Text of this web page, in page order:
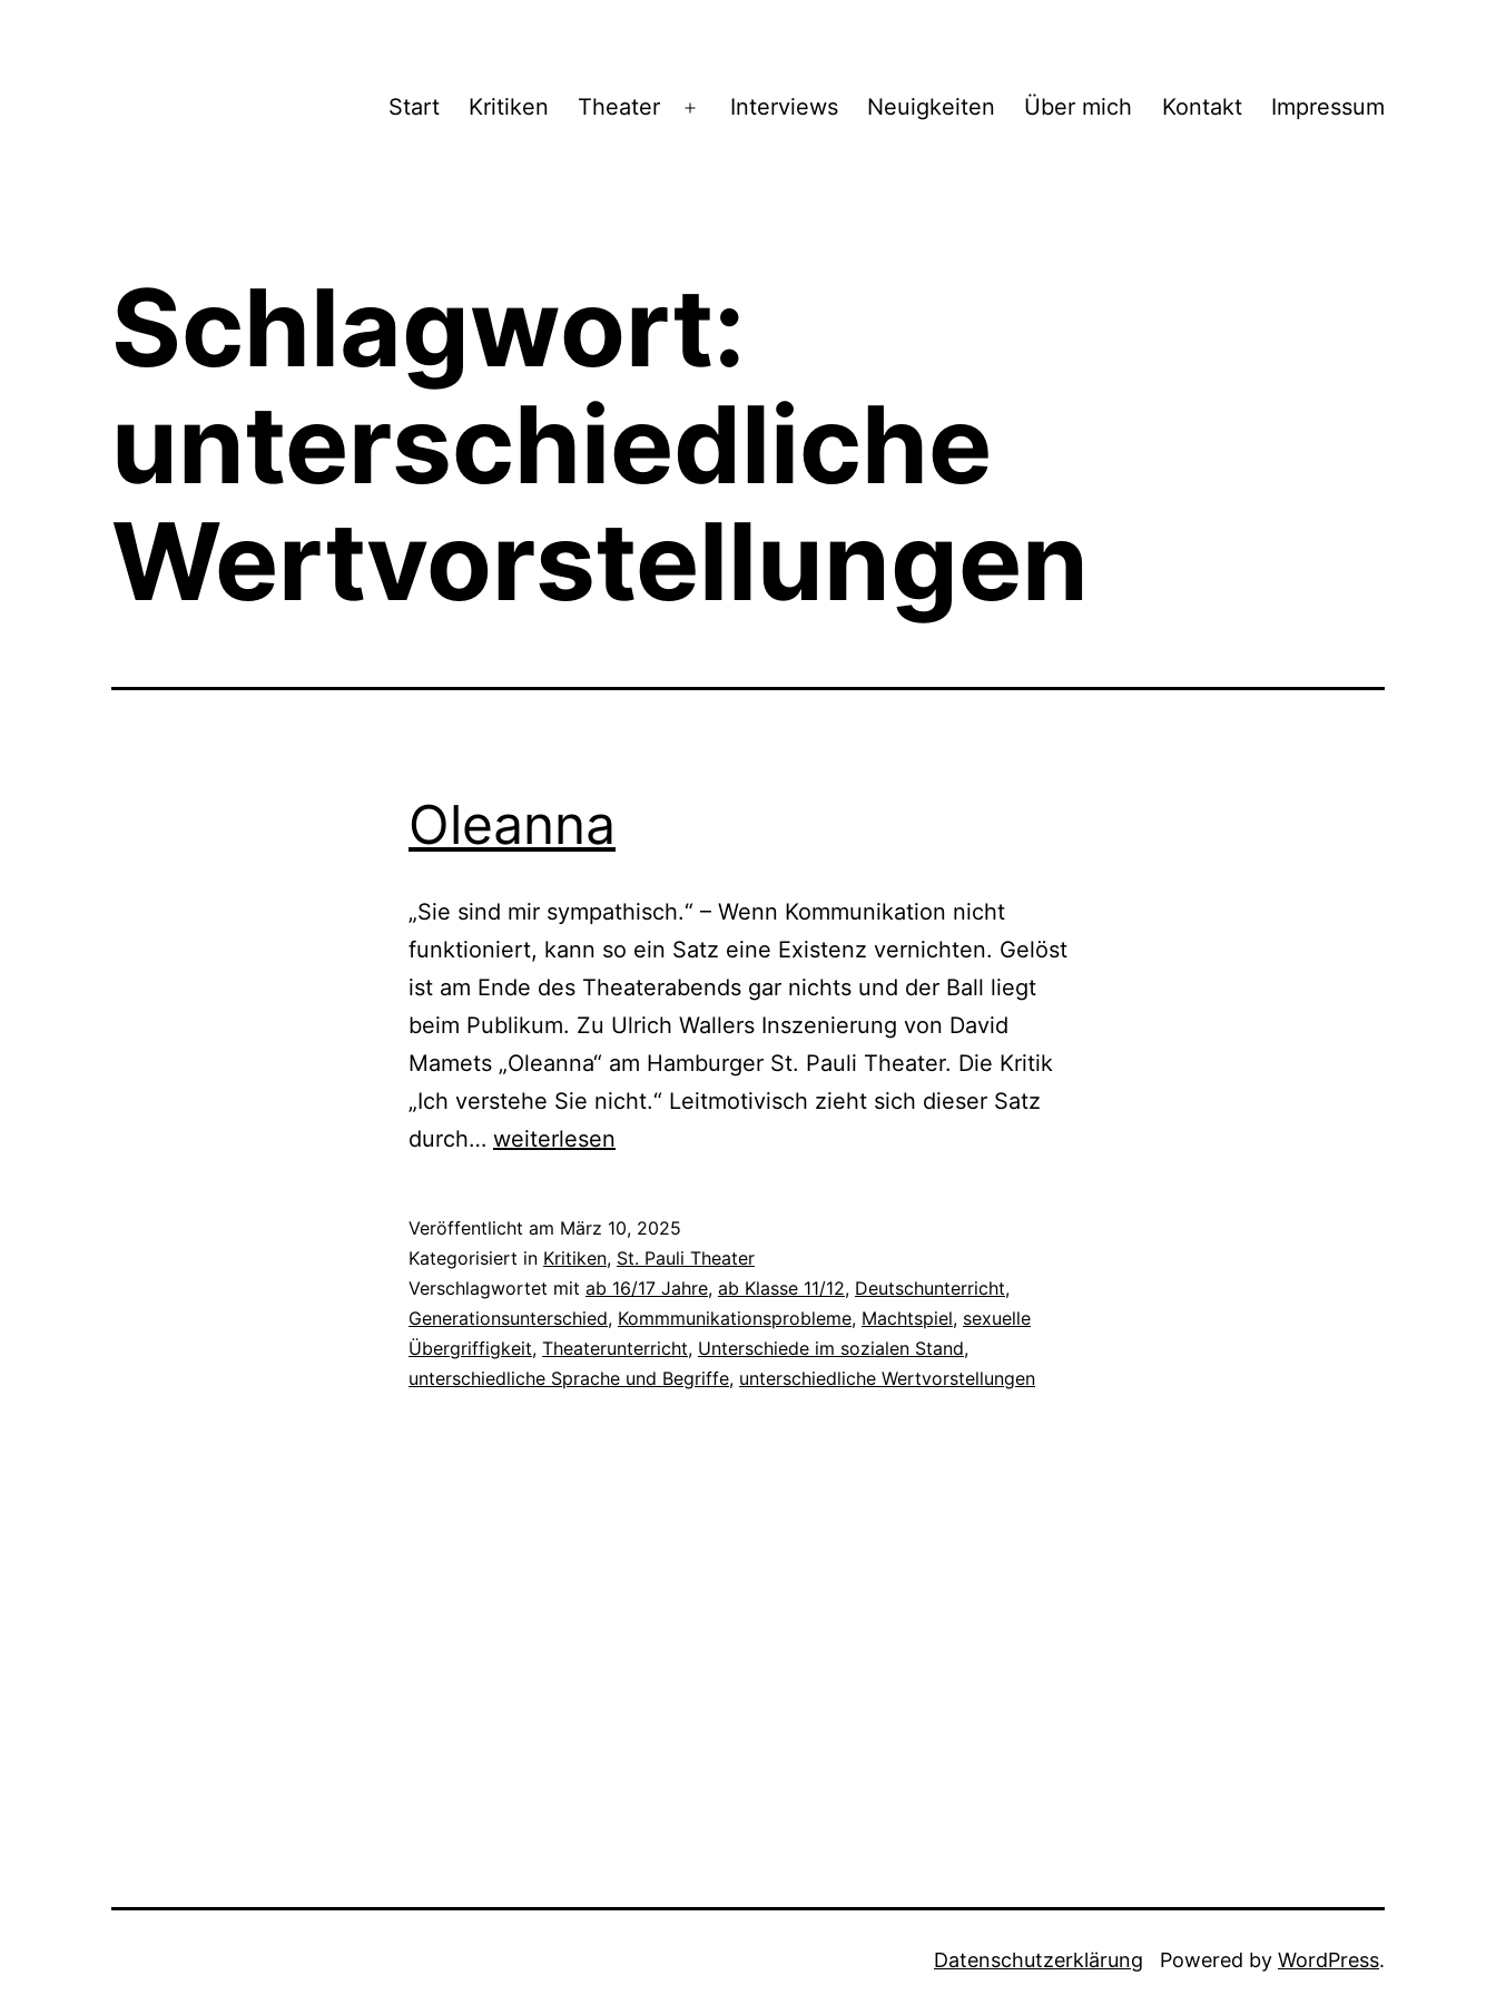
Start Kritiken Theater
Menü
Interviews Neuigkeiten Über mich Kontakt Impressum
Schlagwort:
unterschiedliche
Wertvorstellungen
Oleanna
„Sie sind mir sympathisch.“ – Wenn Kommunikation nicht
funktioniert, kann so ein Satz eine Existenz vernichten. Gelöst
ist am Ende des Theaterabends gar nichts und der Ball liegt
beim Publikum. Zu Ulrich Wallers Inszenierung von David
Mamets „Oleanna“ am Hamburger St. Pauli Theater. Die Kritik
„Ich verstehe Sie nicht.“ Leitmotivisch zieht sich dieser Satz
durch… Oleanna
weiterlesen
Veröffentlicht am März 10, 2025
Kategorisiert in Kritiken, St. Pauli Theater
Verschlagwortet mit ab 16/17 Jahre, ab Klasse 11/12, Deutschunterricht,
Generationsunterschied, Kommmunikationsprobleme, Machtspiel, sexuelle
Übergriffigkeit, Theaterunterricht, Unterschiede im sozialen Stand,
unterschiedliche Sprache und Begriffe, unterschiedliche Wertvorstellungen
Datenschutzerklärung Powered by WordPress.